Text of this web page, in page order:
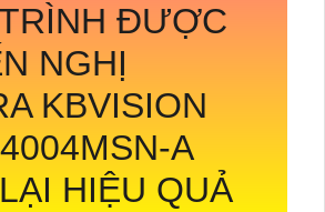
ĐƯỢC
NGHỊ
KBVISION
A
HIỆU QUẢ